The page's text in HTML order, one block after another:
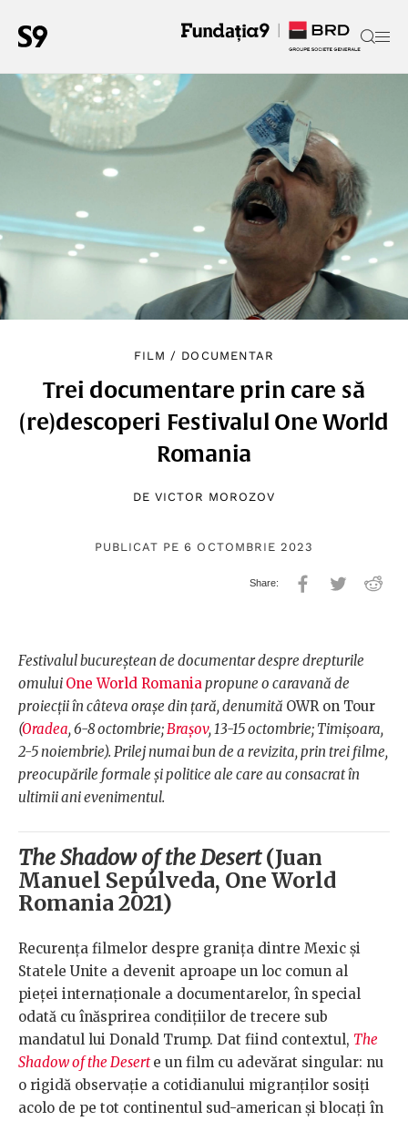
FILM / DOCUMENTAR
Trei documentare prin care să
(re)descoperi Festivalul One World
Romania
DE VICTOR MOROZOV
PUBLICAT PE 6 OCTOMBRIE 2023
Festivalul bucureștean de documentar despre drepturile
omului One World Romaniapropune o caravană de
proiecții în câteva orașe din țară, denumită OWR on Tour
(Oradea, 6-8 octombrie;Brașov, 13-15 octombrie; Timișoara,
2-5 noiembrie). Prilej numai bun de a revizita, prin trei filme,
preocupările formale și politice ale care au consacrat în
ultimii ani evenimentul.
The Shadow of the Desert(Juan
Manuel Sepúlveda, One World
Romania 2021)
Recurența filmelor despre granița dintre Mexic și
Statele Unite a devenit aproape un loc comun al
pieței internaționale a documentarelor, în special
odată cu înăsprirea condițiilor de trecere sub
mandatul lui Donald Trump. Dat fiind contextul, The
Shadow of the Desert e un film cu adevărat singular: nu
o rigidă observație a cotidianului migranților sosiți
acolo de pe tot continentul sud-american și blocați în